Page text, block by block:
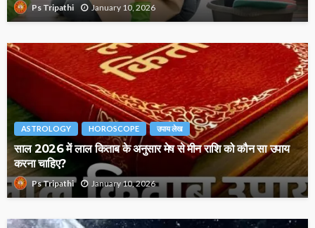
Ps Tripathi January 10, 2026
ASTROLOGY HOROSCOPE उपाय लेख
साल 2026 में लाल किताब के अनुसार मेष से मीन राशि को कौन सा उपाय
करना चाहिए?
Ps Tripathi January 10, 2026